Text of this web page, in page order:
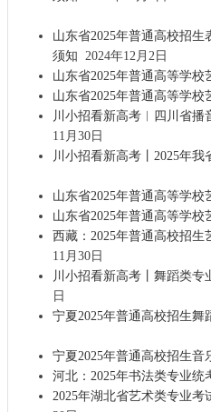
山东省2025年普通高校招
须知 2024年12月2日
山东省2025年普通高等学校
山东省2025年普通高等学校
川小招看新高考︱四川省
11月30日
川小招看新高考丨2025年
山东省2025年普通高等学校
山东省2025年普通高等学校
西藏：2025年普通高校招
11月30日
川小招看新高考丨舞蹈类
日
宁夏2025年普通高校招生
宁夏2025年普通高校招生
河北：2025年书法类专业统
2025年湖北省艺术类专业